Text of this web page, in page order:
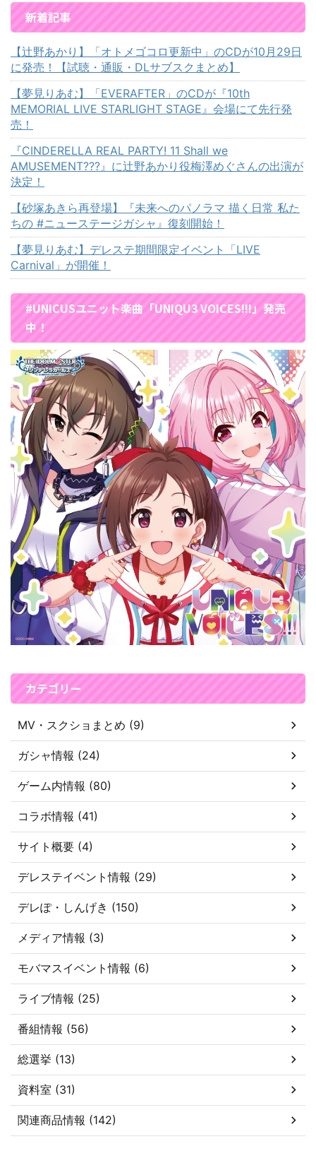
新着記事
【辻野あかり】「オトメゴコロ更新中」のCDが10月29日
に発売！【試聴・通販・DLサブスクまとめ】
【夢見りあむ】「EVERAFTER」のCDが『10th
MEMORIAL LIVE STARLIGHT STAGE』会場にて先行発
売！
『CINDERELLA REAL PARTY! 11 Shall we
AMUSEMENT???』に辻野あかり役梅澤めぐさんの出演が
決定！
【砂塚あきら再登場】『未来へのパノラマ 描く日常 私た
ちの #ニューステージガシャ』復刻開始！
【夢見りあむ】デレステ期間限定イベント「LIVE
Carnival」が開催！
#UNICUSユニット楽曲「UNIQU3 VOICES!!!」発売
中！
カテゴリー
MV・スクショまとめ (9)
ガシャ情報 (24)
ゲーム内情報 (80)
コラボ情報 (41)
サイト概要 (4)
デレステイベント情報 (29)
デレぽ・しんげき (150)
メディア情報 (3)
モバマスイベント情報 (6)
ライブ情報 (25)
番組情報 (56)
総選挙 (13)
資料室 (31)
関連商品情報 (142)